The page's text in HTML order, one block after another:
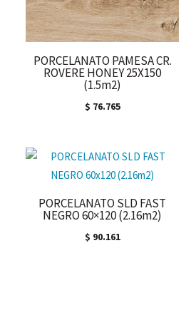
PORCELANATO PAMESA CR.
ROVERE HONEY 25X150
(1.5m2)
$ 76.765
PORCELANATO SLD FAST
NEGRO 60×120 (2.16m2)
$ 90.161